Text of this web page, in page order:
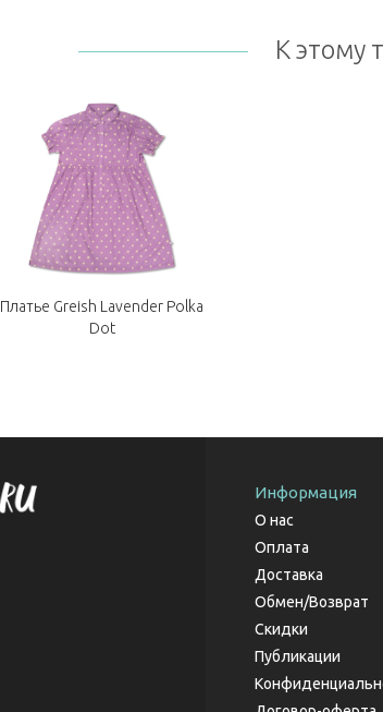
К этому
Платье Greish Lavender Polka
Dot
Информация
О нас
Оплата
Доставка
Обмен/Возврат
Скидки
Публикации